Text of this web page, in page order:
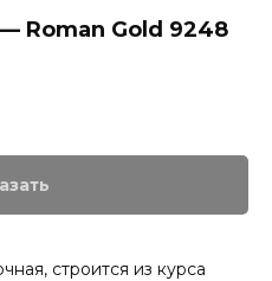
Roman Gold 9248
строится из курса